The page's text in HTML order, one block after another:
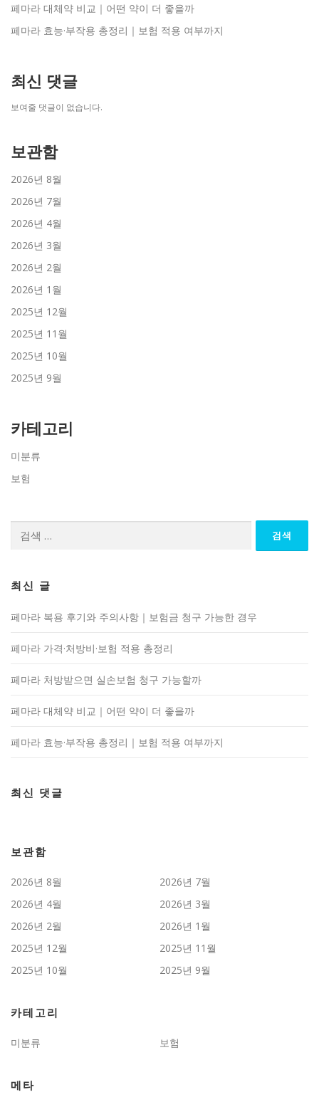
페마라 대체약 비교｜어떤 약이 더 좋을까
페마라 효능·부작용 총정리｜보험 적용 여부까지
최신 댓글
보여줄 댓글이 없습니다.
보관함
2026년 8월
2026년 7월
2026년 4월
2026년 3월
2026년 2월
2026년 1월
2025년 12월
2025년 11월
2025년 10월
2025년 9월
카테고리
미분류
보험
최신 글
페마라 복용 후기와 주의사항｜보험금 청구 가능한 경우
페마라 가격·처방비·보험 적용 총정리
페마라 처방받으면 실손보험 청구 가능할까
페마라 대체약 비교｜어떤 약이 더 좋을까
페마라 효능·부작용 총정리｜보험 적용 여부까지
최신 댓글
보관함
2026년 8월
2026년 7월
2026년 4월
2026년 3월
2026년 2월
2026년 1월
2025년 12월
2025년 11월
2025년 10월
2025년 9월
카테고리
미분류 보험
메타